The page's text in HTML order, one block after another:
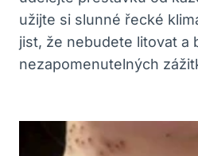
užijte si slunné řecké
jist, že nebudete litovat a
nezapomenutelných